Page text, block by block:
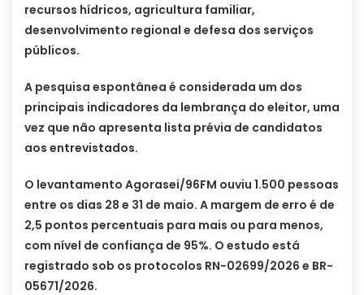
recursos hídricos, agricultura familiar,
desenvolvimento regional e defesa dos serviços
públicos.
A pesquisa espontânea é considerada um dos
principais indicadores da lembrança do eleitor, uma
vez que não apresenta lista prévia de candidatos
aos entrevistados.
O levantamento Agorasei/96FM ouviu 1.500 pessoas
entre os dias 28 e 31 de maio. A margem de erro é de
2,5 pontos percentuais para mais ou para menos,
com nível de confiança de 95%. O estudo está
registrado sob os protocolos RN-02699/2026 e BR-
05671/2026.